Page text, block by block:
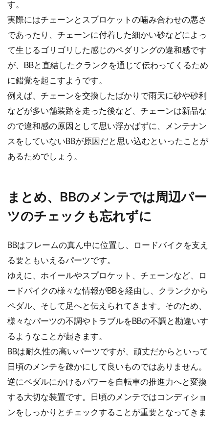
掛けてカスタマイズしたくなるものです。パー
ツを交換...
助けて！自転車のペダルが外れな
い！！
こんにちは、じてんしゃライターふくだです。
というお...
す。
実際にはチェーンとスプロケットの噛み合わせの悪さ
であったり、チェーンに付着した細かい砂などによっ
て生じるゴリゴリした感じのペダリングの違和感です
が、BBと直結したクランクを通じて伝わってくるため
に錯覚を起こすようです。
例えば、チェーンを交換したばかりで雨天に砂や砂利
などが多い舗装路を走った後など、チェーンは新品な
ので違和感の原因として思い浮かばずに、メンテナン
スをしていないBBが原因だと思い込むといったことが
あるためでしょう。
まとめ、BBのメンテでは周辺パー
ツのチェックも忘れずに
BBはフレームの真ん中に位置し、ロードバイクを支え
る要ともいえるパーツです。
ゆえに、ホイールやスプロケット、チェーンなど、ロ
ードバイクの様々な情報がBBを経由し、クランクから
ペダル、そして足へと伝えられてきます。そのため、
様々なパーツの不調やトラブルをBBの不調と勘違いす
るようなことが起きます。
BBは耐久性の高いパーツですが、頑丈だからといって
日頃のメンテを疎かにして良いものではありません。
逆にペダルにかけるパワーを自転車の推進力へと変換
する大切な装置です。日頃のメンテではコンディショ
ンをしっかりとチェックすることが重要となってきま